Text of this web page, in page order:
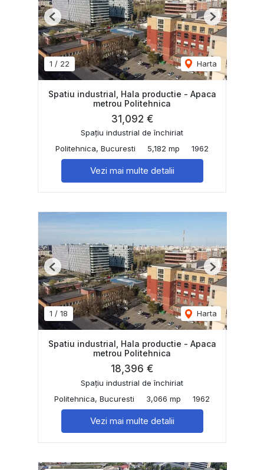
1 / 22 Harta
Previous Next
Spatiu industrial, Hala productie - Apaca
metrou Politehnica
31,092 €
Spațiu industrial de închiriat
Politehnica, Bucuresti
5,182 mp 1962
Vezi mai multe detalii
1 / 18 Harta
Previous Next
Spatiu industrial, Hala productie - Apaca
metrou Politehnica
18,396 €
Spațiu industrial de închiriat
Politehnica, Bucuresti
3,066 mp 1962
Vezi mai multe detalii